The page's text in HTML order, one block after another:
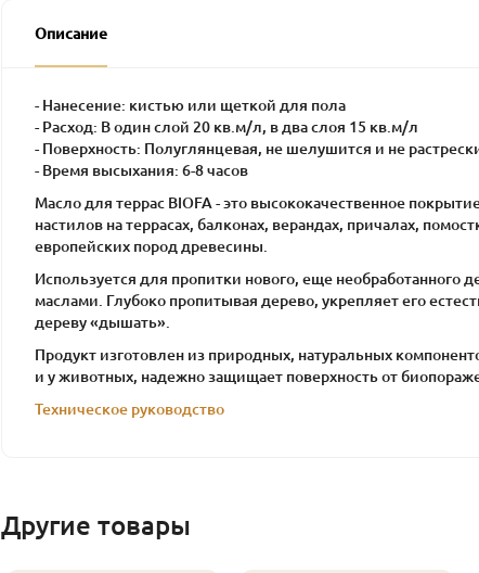
Описание
- Нанесение: кистью или щеткой для пола
- Расход: В один слой 20 кв.м/л, в два слоя 15 кв.м/л
- Поверхность: Полуглянцевая, не шелушится и не
- Время высыхания: 6-8 часов
Масло для террас BIOFA - это высококачественное
настилов на террасах, балконах, верандах, причалах,
европейских пород древесины.
Используется для пропитки нового, еще необработанного
маслами. Глубоко пропитывая дерево, укрепляет его
дереву «дышать».
Продукт изготовлен из природных, натуральных
и у животных, надежно защищает поверхность от
Техническое руководство
Другие товары